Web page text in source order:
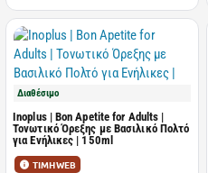
Διαθέσιμο
Inoplus | Bon Apetite for Adults |
Τονωτικό Όρεξης με Βασιλικό Πολτό
για Ενήλικες | 150ml
ΤΙΜΗ WEB